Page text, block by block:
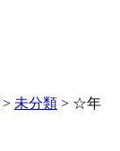
> 未分類 > ☆年